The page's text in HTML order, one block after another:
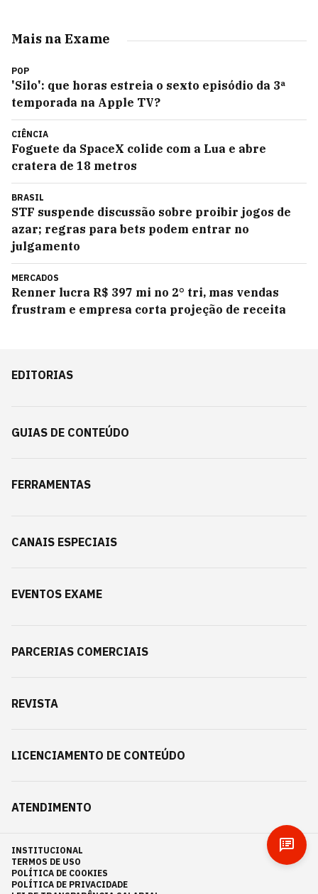
Mais na Exame
POP
'Silo': que horas estreia o sexto episódio da 3ª
temporada na Apple TV?
CIÊNCIA
Foguete da SpaceX colide com a Lua e abre
cratera de 18 metros
BRASIL
STF suspende discussão sobre proibir jogos de
azar; regras para bets podem entrar no
julgamento
MERCADOS
Renner lucra R$ 397 mi no 2° tri, mas vendas
frustram e empresa corta projeção de receita
EDITORIAS
GUIAS DE CONTEÚDO
FERRAMENTAS
CANAIS ESPECIAIS
EVENTOS EXAME
PARCERIAS COMERCIAIS
REVISTA
LICENCIAMENTO DE CONTEÚDO
ATENDIMENTO
INSTITUCIONAL
TERMOS DE USO
POLÍTICA DE COOKIES
POLÍTICA DE PRIVACIDADE